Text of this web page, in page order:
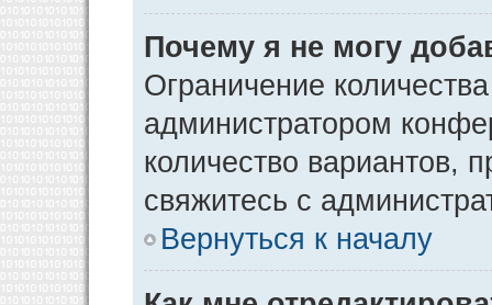
Почему я не могу
Ограничение
администратором
количество вариантов,
свяжитесь с
Вернуться к началу